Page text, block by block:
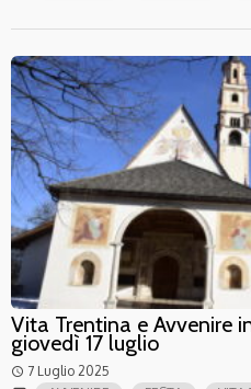
Vita Trentina e Avvenire
giovedì 17 luglio
access_time 7 Luglio 2025